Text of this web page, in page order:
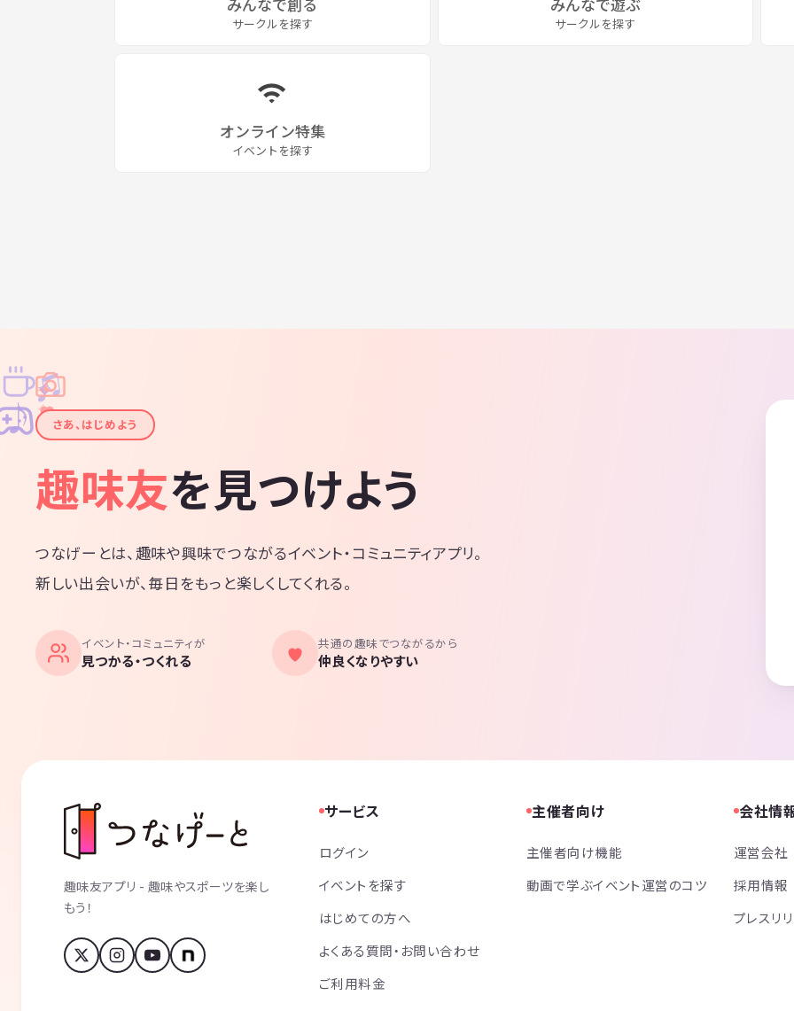
サークルを探す サークルを探す
オンライン特集
イベントを探す
✦
✦
✧
✧
♪
♫
さあ、はじめよう
趣味友を見つけよう
つなげーとは、趣味や興味でつながるイベント・コミュニティアプリ。
新しい出会いが、毎日をもっと楽しくしてくれる。
イベント・コミュニティが
見つかる・つくれる
共通の趣味でつながるから
仲良くなりやすい
趣味友アプリ - 趣味やスポーツを楽し
もう！
サービス
ログイン
イベントを探す
はじめての方へ
よくある質問・お問い合わせ
ご利用料金
主催者向け
主催者向け機能
動画で学ぶイベント運営のコツ
会社情
運営会社
採用情報
プレスリ